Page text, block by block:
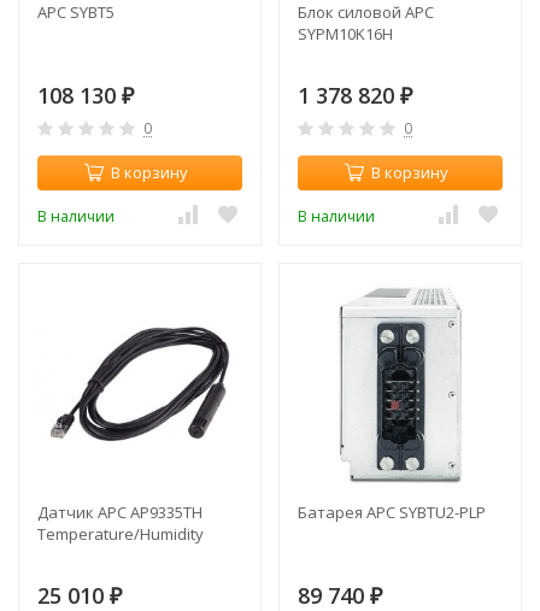
APC SYBT5
108 130 ₽
0
В корзину
В наличии
Блок силовой APC
SYPM10K16H
1 378 820 ₽
0
В корзину
В наличии
Датчик APC AP9335TH
Temperature/Humidity
25 010 ₽
Батарея APC SYBTU2-PLP
89 740 ₽